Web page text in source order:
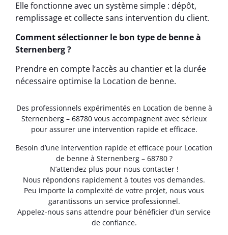
Elle fonctionne avec un système simple : dépôt,
remplissage et collecte sans intervention du client.
Comment sélectionner le bon type de benne à
Sternenberg ?
Prendre en compte l’accès au chantier et la durée
nécessaire optimise la Location de benne.
Des professionnels expérimentés en Location de benne à
Sternenberg – 68780 vous accompagnent avec sérieux
pour assurer une intervention rapide et efficace.
Besoin d’une intervention rapide et efficace pour Location
de benne à Sternenberg – 68780 ?
N’attendez plus pour nous contacter !
Nous répondons rapidement à toutes vos demandes.
Peu importe la complexité de votre projet, nous vous
garantissons un service professionnel.
Appelez-nous sans attendre pour bénéficier d’un service
de confiance.